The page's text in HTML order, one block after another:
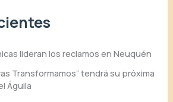
lideran los reclamos en Neuquén
Transformamos” tendrá su próxima
Águila